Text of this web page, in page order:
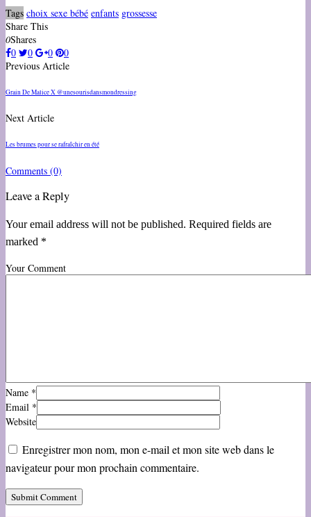
Tags choix sexe bébé enfants grossesse
Share This
0Shares
0
0 0
0
Previous Article
Grain De Malice X @unesourisdansmondressing
Next Article
Les brumes pour se rafraîchir en été
Comments (0)
Leave a Reply
Your email address will not be published. Required fields are
marked *
Your Comment
Name *
Email *
Website
Enregistrer mon nom, mon e-mail et mon site web dans le
navigateur pour mon prochain commentaire.